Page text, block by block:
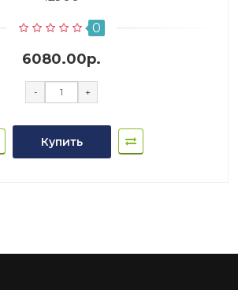
0
6080.00р.
- +
Купить